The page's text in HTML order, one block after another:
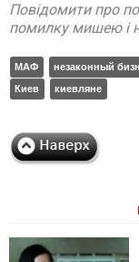
Повідомити про
помилку мишею і
МАФ незаконный
Киев
киевляне